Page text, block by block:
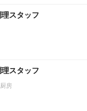
スタッフ
スタッフ
房